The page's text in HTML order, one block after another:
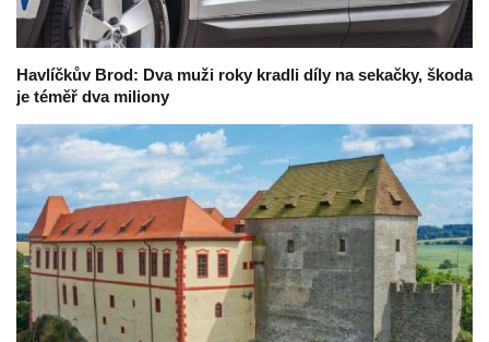
Havlíčkův Brod: Dva muži roky kradli díly na sekačky, škoda
je téměř dva miliony